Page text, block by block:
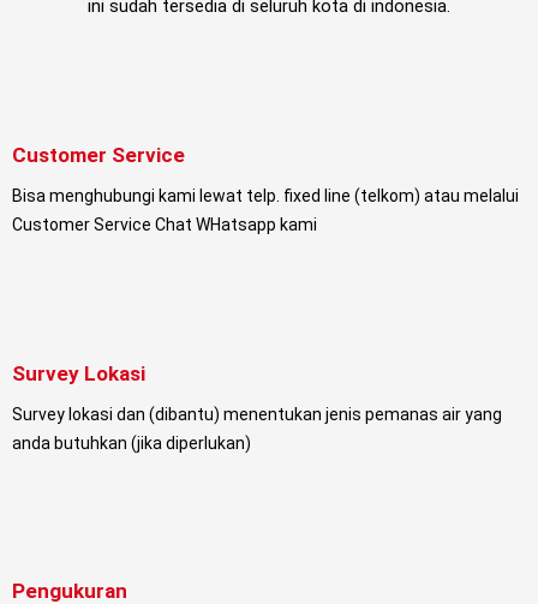
ini sudah tersedia di seluruh kota di indonesia.
Customer Service
Bisa menghubungi kami lewat telp. fixed line (telkom) atau melalui
Customer Service Chat WHatsapp kami
Survey Lokasi
Survey lokasi dan (dibantu) menentukan jenis pemanas air yang
anda butuhkan (jika diperlukan)
Pengukuran